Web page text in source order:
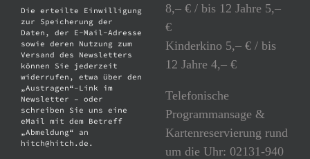
Die erteilte Einwilligung
zur Speicherung der
Daten, der E-Mail-Adresse
sowie deren Nutzung zum
Versand des Newsletters
können Sie jederzeit
widerrufen, etwa über den
„Austragen“-Link im
Newsletter – oder
schreiben Sie uns eine
eMail mit dem Betreff
„Abmeldung“ an
hitch@hitch.de.
8,– € / bis 12 Jahre 5,–
€
Kinderkino 5,– € / bis
12 Jahre 4,– €
Telefonische
Programmansage &
Kartenreservierung rund
um die Uhr: 02131-940